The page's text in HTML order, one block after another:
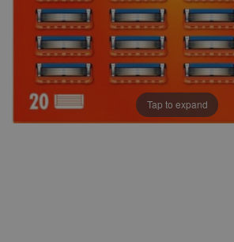
Tap to expand